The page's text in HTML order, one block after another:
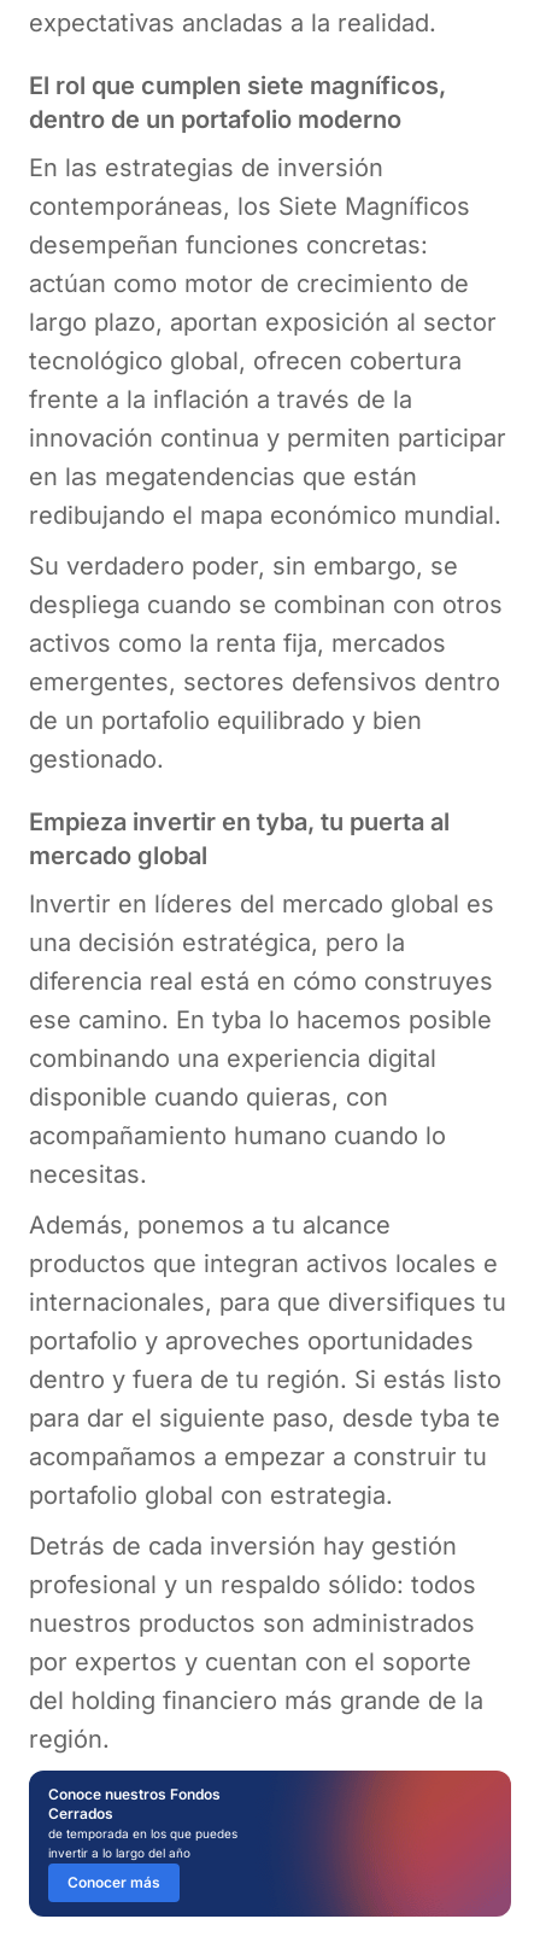
expectativas ancladas a la realidad.
El rol que cumplen siete magníficos,
dentro de un portafolio moderno
En las estrategias de inversión
contemporáneas, los Siete Magníficos
desempeñan funciones concretas:
actúan como motor de crecimiento de
largo plazo, aportan exposición al sector
tecnológico global, ofrecen cobertura
frente a la inflación a través de la
innovación continua y permiten participar
en las megatendencias que están
redibujando el mapa económico mundial.
Su verdadero poder, sin embargo, se
despliega cuando se combinan con otros
activos como la renta fija, mercados
emergentes, sectores defensivos dentro
de un portafolio equilibrado y bien
gestionado.
Empieza invertir en tyba, tu puerta al
mercado global
Invertir en líderes del mercado global es
una decisión estratégica, pero la
diferencia real está en cómo construyes
ese camino. En tyba lo hacemos posible
combinando una experiencia digital
disponible cuando quieras, con
acompañamiento humano cuando lo
necesitas.
Además, ponemos a tu alcance
productos que integran activos locales e
internacionales, para que diversifiques tu
portafolio y aproveches oportunidades
dentro y fuera de tu región. Si estás listo
para dar el siguiente paso, desde tyba te
acompañamos a empezar a construir tu
portafolio global con estrategia.
Detrás de cada inversión hay gestión
profesional y un respaldo sólido: todos
nuestros productos son administrados
por expertos y cuentan con el soporte
del holding financiero más grande de la
región.
Conoce nuestros Fondos
Cerrados
de temporada en los que puedes
invertir a lo largo del año
Conocer más